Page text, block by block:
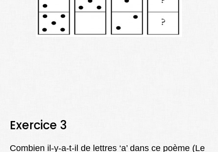
Exercice 3
Combien il-y-a-t-il de lettres ‘a’ dans ce poème (Le